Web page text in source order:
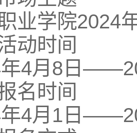
业学院2024
动时间
4月8日
名时间
4月1日